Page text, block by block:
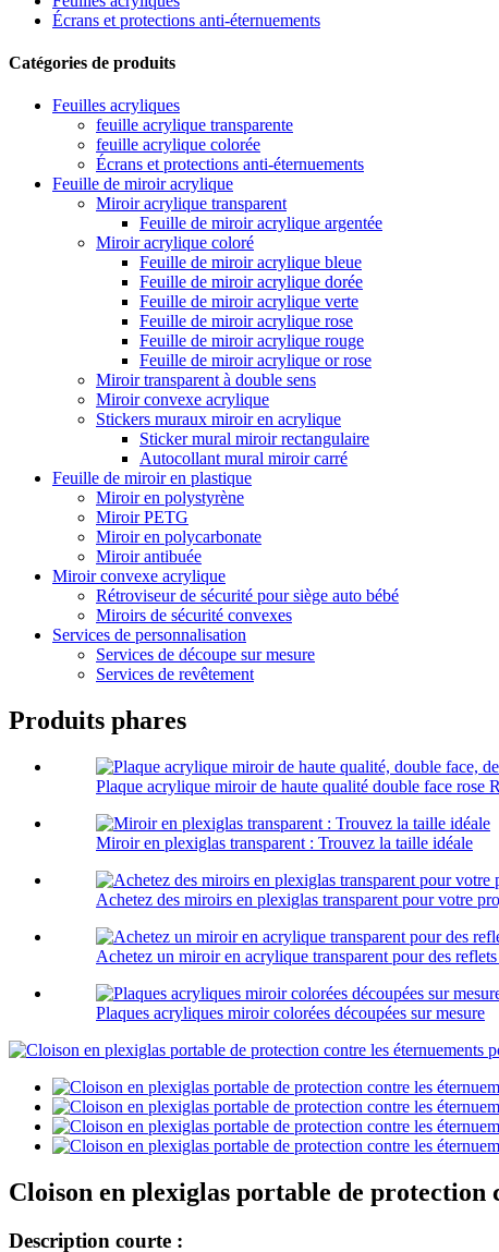
Écrans et protections anti-éternuements
Catégories de produits
Feuilles acryliques
feuille acrylique transparente
feuille acrylique colorée
Écrans et protections anti-éternuements
Feuille de miroir acrylique
Miroir acrylique transparent
Feuille de miroir acrylique argentée
Miroir acrylique coloré
Feuille de miroir acrylique bleue
Feuille de miroir acrylique dorée
Feuille de miroir acrylique verte
Feuille de miroir acrylique rose
Feuille de miroir acrylique rouge
Feuille de miroir acrylique or rose
Miroir transparent à double sens
Miroir convexe acrylique
Stickers muraux miroir en acrylique
Sticker mural miroir rectangulaire
Autocollant mural miroir carré
Feuille de miroir en plastique
Miroir en polystyrène
Miroir PETG
Miroir en polycarbonate
Miroir antibuée
Miroir convexe acrylique
Rétroviseur de sécurité pour siège auto bébé
Miroirs de sécurité convexes
Services de personnalisation
Services de découpe sur mesure
Services de revêtement
Produits phares
Plaque acrylique miroir de haute qualité double face rose
Miroir en plexiglas transparent : Trouvez la taille idéale
Achetez des miroirs en plexiglas transparent pour votre
Achetez un miroir en acrylique transparent pour des
Plaques acryliques miroir colorées découpées sur mesure
Cloison en plexiglas portable de
Description courte :